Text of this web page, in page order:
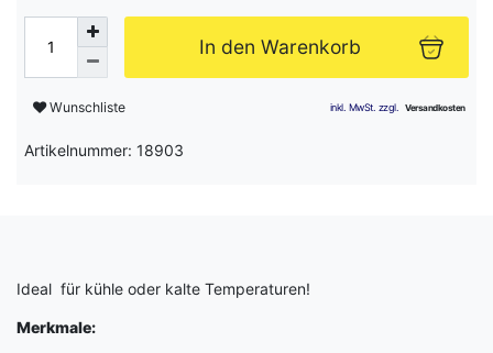
In den Warenkorb
Wunschliste
Artikelnummer: 18903
Ideal für kühle oder kalte Temperaturen!
Merkmale: